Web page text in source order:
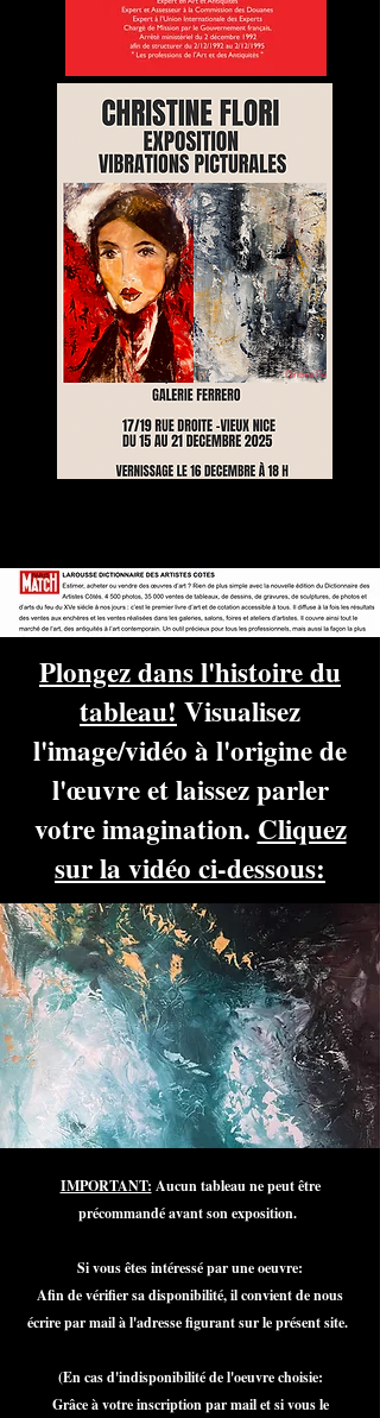
Plongez dans l'histoire du
tableau! Visualisez
l'image/vidéo à l'origine de
l'œuvre et laissez parler
votre imagination. Cliquez
sur la vidéo ci-dessous:
IMPORTANT: Aucun tableau ne peut être
précommandé avant son exposition.
Si vous êtes intéressé par une oeuvre:
Afin de vérifier sa disponibilité, il convient de nous
écrire par mail à l'adresse figurant sur le présent site.
(En cas d'indisponibilité de l'oeuvre choisie:
Grâce à votre inscription par mail et si vous le